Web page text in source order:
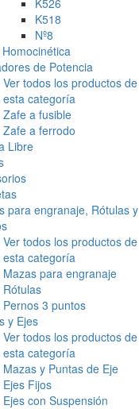
K526
K518
Nº8
de Potencia
Ver todos los productos de
esta categoría
Zafe a fusible
Zafe a ferrodo
Libre
para engranaje, Rótulas y
Ver todos los productos de
esta categoría
Mazas para engranaje
Rótulas
Pernos 3 puntos
y Ejes
Ver todos los productos de
esta categoría
Mazas y Puntas de Eje
Ejes Fijos
Ejes con Suspensión